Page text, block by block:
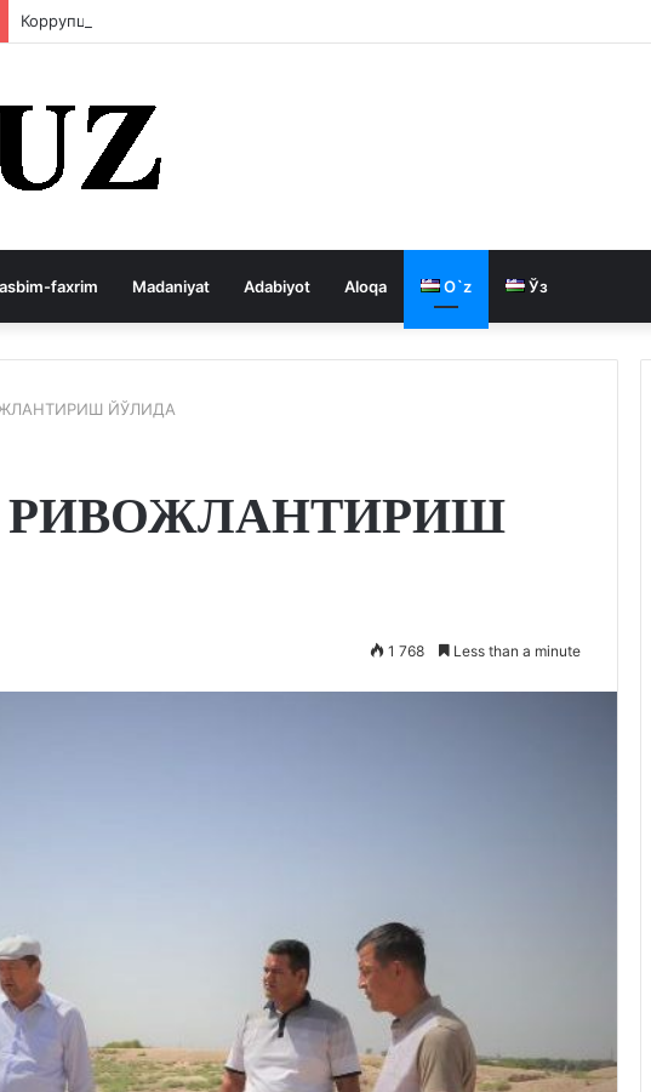
Коррупция давлатни кемиради
faxrim Madaniyat Adabiyot Aloqa O`z Ўз
ЙЎЛИДА
РИВОЖЛАНТИРИШ
1 768 Less than a minute